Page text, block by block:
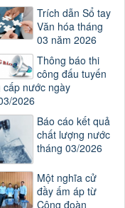
Trích dẫn Sổ tay
Văn hóa tháng
03 năm 2026
Thông báo thi
công đấu tuyến
cấp nước ngày
2026
Báo cáo kết quả
chất lượng nước
tháng 03/2026
Một nghĩa cử
đầy ấm áp từ
Công đoàn